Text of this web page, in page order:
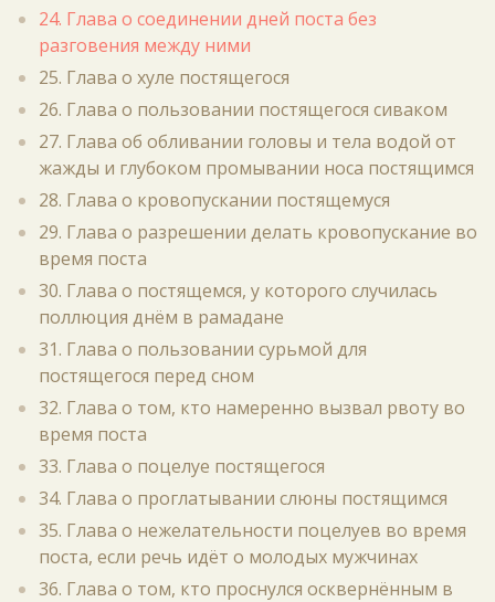
24. Глава о соединении дней поста без
разговения между ними
25. Глава о хуле постящегося
26. Глава о пользовании постящегося сиваком
27. Глава об обливании головы и тела водой от
жажды и глубоком промывании носа постящимся
28. Глава о кровопускании постящемуся
29. Глава о разрешении делать кровопускание во
время поста
30. Глава о постящемся, у которого случилась
поллюция днём в рамадане
31. Глава о пользовании сурьмой для
постящегося перед сном
32. Глава о том, кто намеренно вызвал рвоту во
время поста
33. Глава о поцелуе постящегося
34. Глава о проглатывании слюны постящимся
35. Глава о нежелательности поцелуев во время
поста, если речь идёт о молодых мужчинах
36. Глава о том, кто проснулся осквернённым в